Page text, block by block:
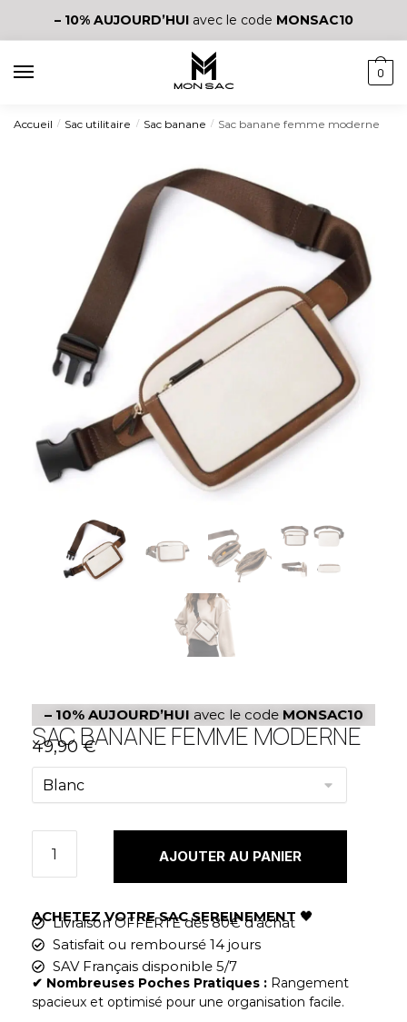
– 10% AUJOURD’HUIavec le code MONSAC10
0
Accueil / Sac utilitaire / Sac banane / Sac banane femme moderne
– 10% AUJOURD’HUI avec le code MONSAC10
SAC BANANE FEMME MODERNE
49,90€
AJOUTER AU PANIER
ACHETEZ VOTRE SAC SEREINEMENT 🖤
Livraison OFFERTE dès 80€ d'achat
Satisfait ou remboursé 14 jours
SAV Français disponible 5/7
✔︎ Nombreuses Poches Pratiques : Rangement
spacieux et optimisé pour une organisation facile.